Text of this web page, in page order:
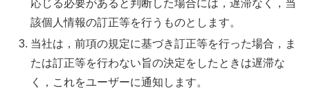
応じる必要があると判断した場合には，遅滞なく，当
該個人情報の訂正等を行うものとします。
当社は，前項の規定に基づき訂正等を行った場合，ま
たは訂正等を行わない旨の決定をしたときは遅滞な
く，これをユーザーに通知します。